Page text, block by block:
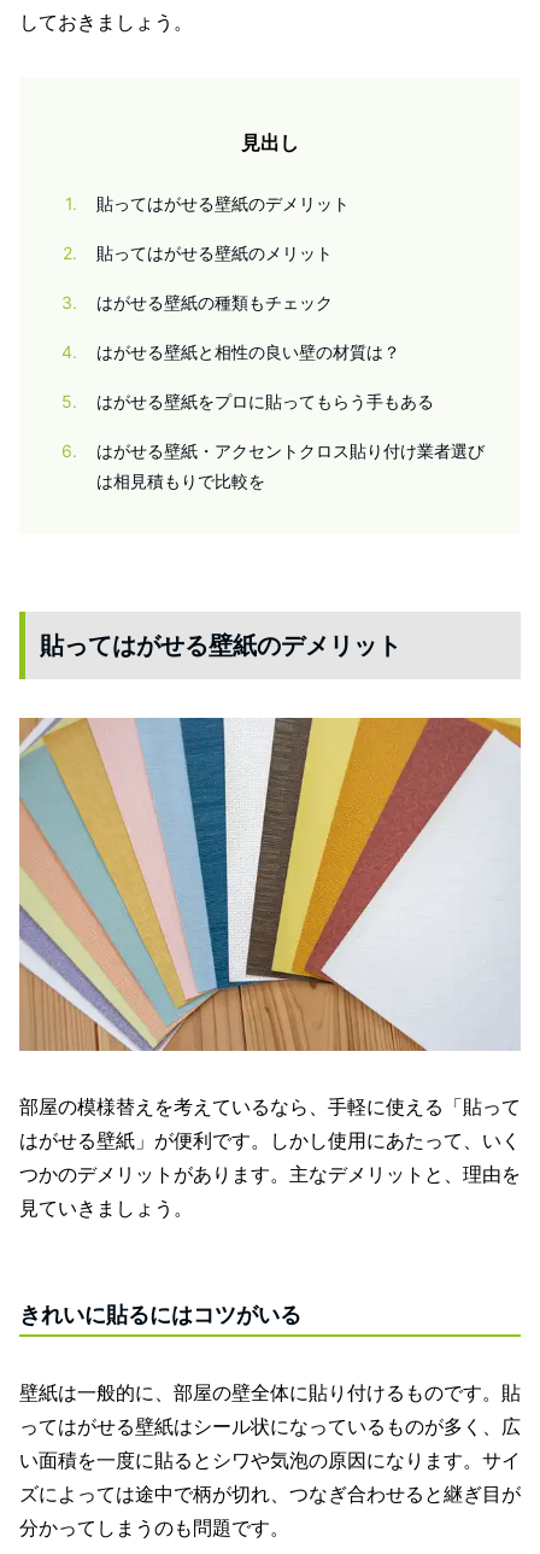
しておきましょう。
見出し
1 貼ってはがせる壁紙のデメリット
2 貼ってはがせる壁紙のメリット
3 はがせる壁紙の種類もチェック
4 はがせる壁紙と相性の良い壁の材質は？
5 はがせる壁紙をプロに貼ってもらう手もある
6
はがせる壁紙・アクセントクロス貼り付け業者選び
は相見積もりで比較を
貼ってはがせる壁紙のデメリット
部屋の模様替えを考えているなら、手軽に使える「貼って
はがせる壁紙」が便利です。しかし使用にあたって、いく
つかのデメリットがあります。主なデメリットと、理由を
見ていきましょう。
きれいに貼るにはコツがいる
壁紙は一般的に、部屋の壁全体に貼り付けるものです。貼
ってはがせる壁紙はシール状になっているものが多く、広
い面積を一度に貼るとシワや気泡の原因になります。サイ
ズによっては途中で柄が切れ、つなぎ合わせると継ぎ目が
分かってしまうのも問題です。